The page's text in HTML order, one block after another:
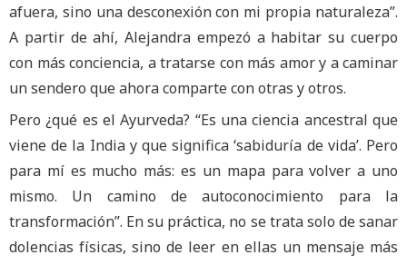
afuera, sino una desconexión con mi propia naturaleza”.
A partir de ahí, Alejandra empezó a habitar su cuerpo
con más conciencia, a tratarse con más amor y a caminar
un sendero que ahora comparte con otras y otros.
Pero ¿qué es el Ayurveda? “Es una ciencia ancestral que
viene de la India y que significa ‘sabiduría de vida’. Pero
para mí es mucho más: es un mapa para volver a uno
mismo. Un camino de autoconocimiento para la
transformación”. En su práctica, no se trata solo de sanar
dolencias físicas, sino de leer en ellas un mensaje más